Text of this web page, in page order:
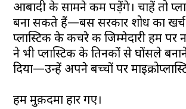
आबादी के सामने कम पड़ेंगे। चाहें तो
बना सकते हैं—बस सरकार शोध का
प्लास्टिक के कचरे की जिम्मेदारी हम पर
ने भी प्लास्टिक के तिनकों से घोंसले
दिया—उन्हें अपने बच्चों पर
हम मुक़दमा हार गए।